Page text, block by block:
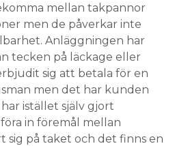
mellan takpannor
men de påverkar inte
Anläggningen har
tecken på läckage eller
sig att betala för en
men det har kunden
istället själv gjort
in föremål mellan
sig på taket och det finns en